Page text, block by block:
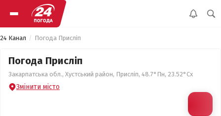
24 Канал Погода Присліп
Погода Присліп
Закарпатська обл., Хустський район, Присліп, 48.7°Пн, 23.52°Сх
Змінити місто